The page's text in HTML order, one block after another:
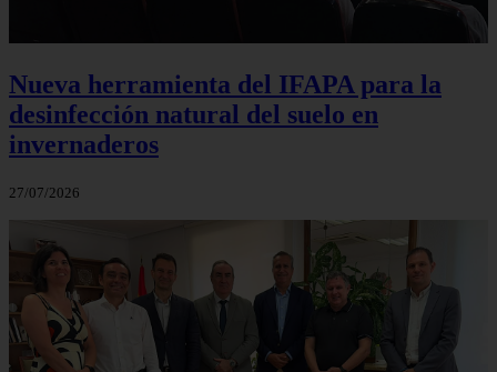
Nueva herramienta del IFAPA para la
desinfección natural del suelo en
invernaderos
27/07/2026